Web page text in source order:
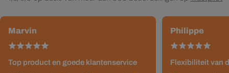
Marvin
Top product en goede klantenservice
Philippe
Flexibiliteit van